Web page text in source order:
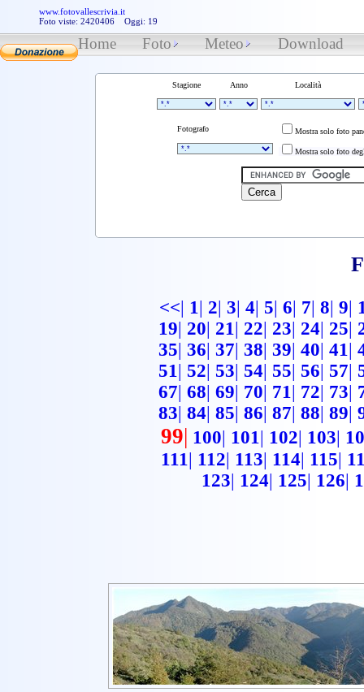
www.fotovallescrivia.it
Foto viste: 2420406 Oggi: 19
Home Foto Meteo Download
Stagione Anno Località
Fotografo Mostra solo foto
Mostra solo foto
<<| 1| 2| 3| 4| 5| 6| 7| 8| 9|
19| 20| 21| 22| 23| 24| 25|
35| 36| 37| 38| 39| 40| 41|
51| 52| 53| 54| 55| 56| 57|
67| 68| 69| 70| 71| 72| 73|
83| 84| 85| 86| 87| 88| 89|
99| 100| 101| 102| 103|
111| 112| 113| 114| 115|
123| 124| 125| 126|